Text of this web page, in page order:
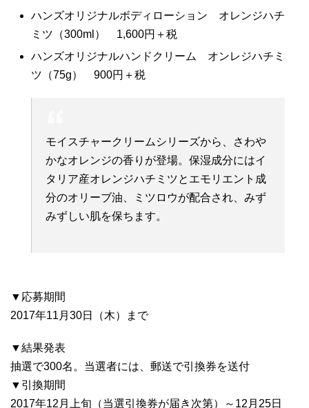
ハンズオリジナルボディローション オレンジハチ
ミツ（300ml） 1,600円＋税
ハンズオリジナルハンドクリーム オンレジハチミ
ツ（75g） 900円＋税
モイスチャークリームシリーズから、さわや
かなオレンジの香りが登場。保湿成分にはイ
タリア産オレンジハチミツとエモリエント成
分のオリーブ油、ミツロウが配合され、みず
みずしい肌を保ちます。
▼応募期間
2017年11月30日（木）まで
▼結果発表
抽選で300名。当選者には、郵送で引換券を送付
▼引換期間
2017年12月上旬（当選引換券が届き次第）～12月25日